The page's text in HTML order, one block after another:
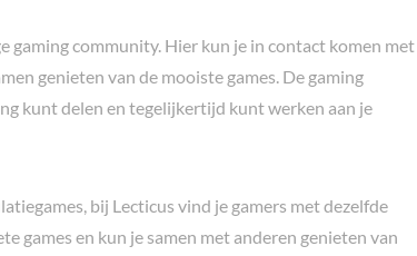
gaming community. Hier kun je in contact komen met
genieten van de mooiste games. De gaming
kunt delen en tegelijkertijd kunt werken aan je
bij Lecticus vind je gamers met dezelfde
games en kun je samen met anderen genieten van